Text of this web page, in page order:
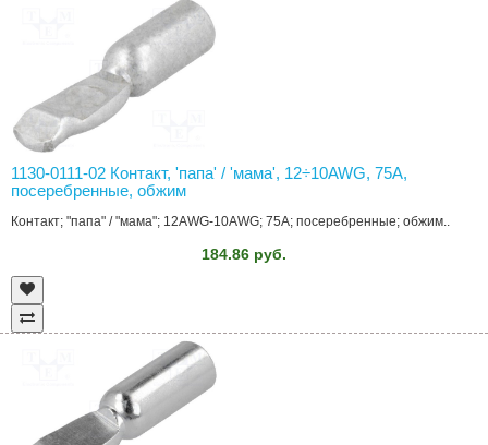
1130-0111-02 Контакт, 'папа' / 'мама', 12÷10AWG, 75A,
посеребренные, обжим
Контакт; "папа" / "мама"; 12AWG-10AWG; 75A; посеребренные; обжим..
184.86 руб.